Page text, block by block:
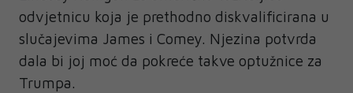
odvjetnicu koja je prethodno diskvalificirana u
slučajevima James i Comey. Njezina potvrda
dala bi joj moć da pokreće takve optužnice za
Trumpa.